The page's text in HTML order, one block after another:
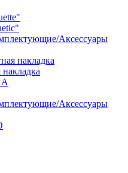
Аксессуары
накладка
Аксессуары